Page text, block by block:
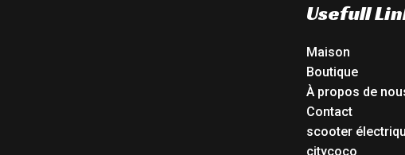
Usefull
Maison
Boutique
À propos de
Contact
scooter
citycoco